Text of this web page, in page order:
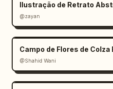
Ilustração de Retrato
@zayan
Campo de Flores de Colza
@Shahid Wani